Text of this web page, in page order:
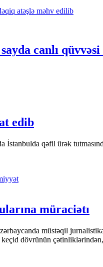
canlı
edib
İstanbulda qəfil ürək
müraciətı
müstəqil
dövrünün